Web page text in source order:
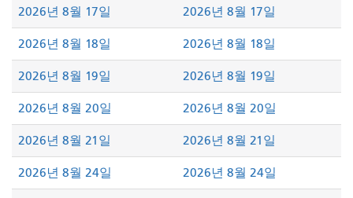
2026년 8월 17일 2026년 8월 17일
2026년 8월 18일 2026년 8월 18일
2026년 8월 19일 2026년 8월 19일
2026년 8월 20일 2026년 8월 20일
2026년 8월 21일 2026년 8월 21일
2026년 8월 24일 2026년 8월 24일